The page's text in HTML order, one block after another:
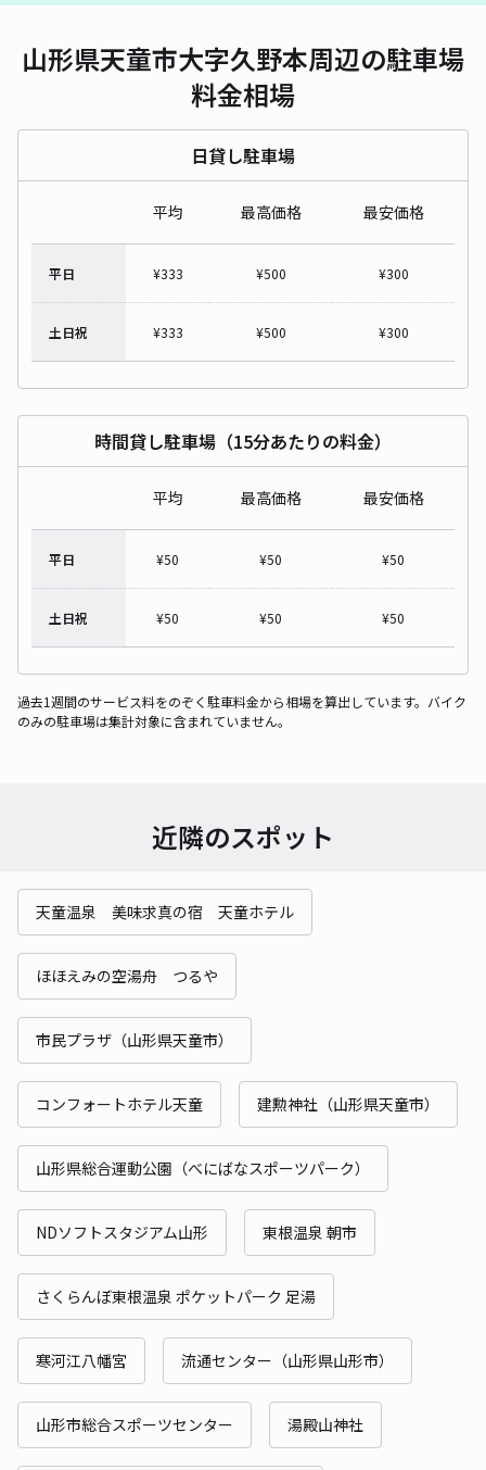
山形県天童市大字久野本周辺の駐車場
料金相場
日貸し駐車場
平均 最高価格 最安価格
平日 ¥333 ¥500 ¥300
土日祝 ¥333 ¥500 ¥300
時間貸し駐車場（15分あたりの料金）
平均 最高価格 最安価格
平日 ¥50 ¥50 ¥50
土日祝 ¥50 ¥50 ¥50
過去1週間のサービス料をのぞく駐車料金から相場を算出しています。バイク
のみの駐車場は集計対象に含まれていません。
近隣のスポット
天童温泉 美味求真の宿 天童ホテル
ほほえみの空湯舟 つるや
市民プラザ（山形県天童市）
コンフォートホテル天童 建勲神社（山形県天童市）
山形県総合運動公園（べにばなスポーツパーク）
NDソフトスタジアム山形 東根温泉 朝市
さくらんぼ東根温泉 ポケットパーク 足湯
寒河江八幡宮 流通センター（山形県山形市）
山形市総合スポーツセンター 湯殿山神社